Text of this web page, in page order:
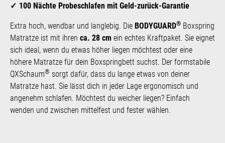
100 Nächte Probeschlafen mit Geld-zurück-Garantie
Extra hoch, wendbar und langlebig. Die BODYGUARD® Boxspring
Matratze ist mit ihren ca. 28 cm ein echtes Kraftpaket. Sie eignet
sich ideal, wenn du etwas höher liegen möchtest oder eine
höhere Matratze für dein Boxspringbett suchst. Der formstabile
QXSchaum® sorgt dafür, dass du lange etwas von deiner
Matratze hast. Sie lässt dich in jeder Lage ergonomisch und
angenehm schlafen. Möchtest du weicher liegen? Einfach
wenden und zwischen mittelfest und fester wählen.